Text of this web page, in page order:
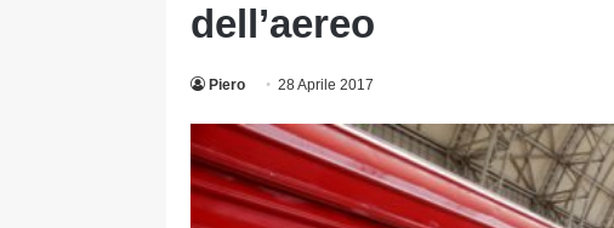
dell’aereo
Piero 28 Aprile 2017